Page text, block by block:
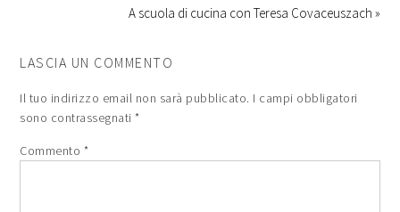
A scuola di cucina con Teresa Covaceuszach »
LASCIA UN COMMENTO
Il tuo indirizzo email non sarà pubblicato. I campi obbligatori
sono contrassegnati*
Commento *